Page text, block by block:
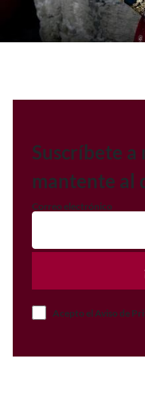
Suscríbete
mantente al
Correo electrónico
Acepto el Aviso de